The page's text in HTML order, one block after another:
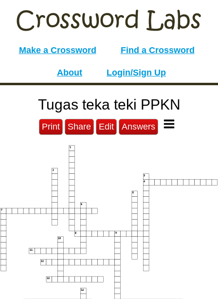
Make a Crossword Find a Crossword
About Login/Sign Up
Tugas teka teki PPKN
Print Share Edit Answers
1
2
3
4
5
6
7
8 9
10
11
12
13
14